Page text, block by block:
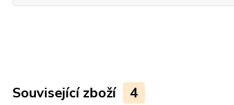
Související zboží 4